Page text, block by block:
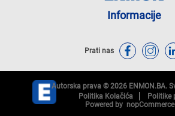
Informacije
Prati nas
Autorska prava © 2026 ENMON.BA.
Politika Kolačića
Politike
Powered by nopCommerce